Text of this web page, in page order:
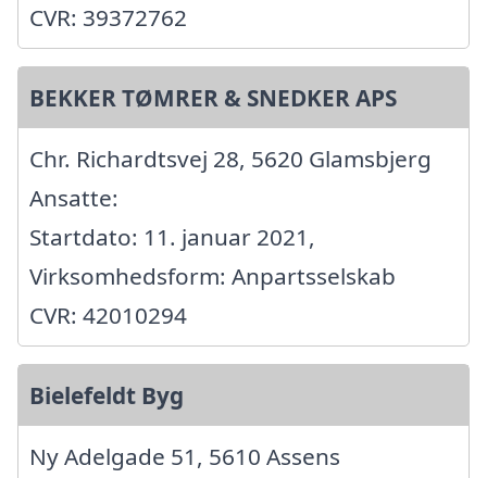
CVR: 39372762
BEKKER TØMRER & SNEDKER APS
Chr. Richardtsvej 28, 5620 Glamsbjerg
Ansatte:
Startdato: 11. januar 2021,
Virksomhedsform: Anpartsselskab
CVR: 42010294
Bielefeldt Byg
Ny Adelgade 51, 5610 Assens